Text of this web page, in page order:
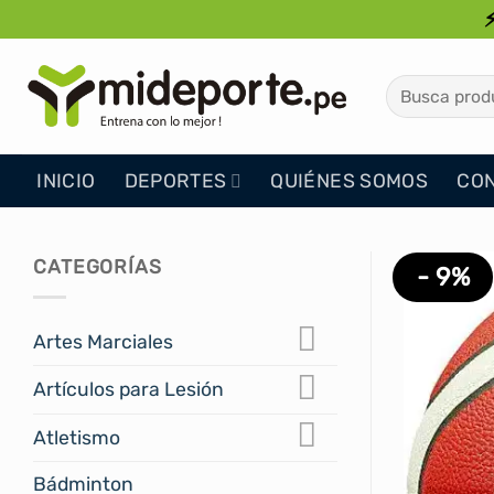
al
contenido
Buscar
por:
INICIO DEPORTES QUIÉNES SOMOS
CATEGORÍAS
Artes Marciales
Artículos para Lesión
Atletismo
Bádminton
- 9%